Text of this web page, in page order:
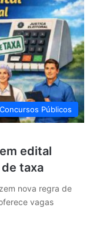
Concursos Públicos
edital
taxa
nova regra de
vagas